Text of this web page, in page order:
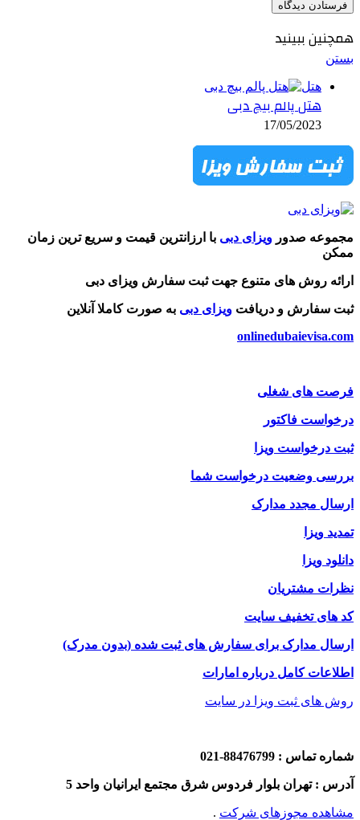
ببینید
هتل
هتل پالم بیچ دبی
17/05/2023
صدورویزای دبیبا ارزانترین قیمت و سریع ترین زمان
روش های متنوع جهت ثبت سفارش ویزای دبی
سفارش و دریافتویزای دبیبه صورت کاملا آنلاین
های شغلی
فاکتور
درخواست ویزا
وضعیت درخواست شما
مجدد مدارک
ویزا
ویزا
مشتریان
های تخفیف سایت
مدارک برای سفارش های ثبت شده (بدون مدرک)
کامل درباره امارات
های ثبت ویزا در سایت
تماس : 88476799-021
: تهران بلوار فردوس شرق مجتمع ایرانیان واحد 5
مجوزهای شرکت.